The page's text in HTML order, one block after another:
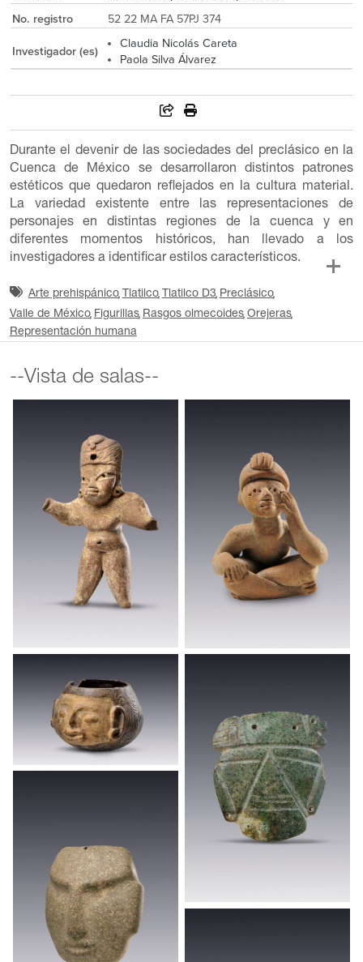
No. registro
52 22 MA FA 57PJ 374
Investigador (es)
Claudia Nicolás Careta
Paola Silva Álvarez
Durante el devenir de las sociedades del preclásico en la
Cuenca de México se desarrollaron distintos patrones
estéticos que quedaron reflejados en la cultura material.
La variedad existente entre las representaciones de
personajes en distintas regiones de la cuenca y en
diferentes momentos históricos, han llevado a los
investigadores a identificar estilos característicos.
Arte prehispánico Tlatilco Tlatilco D3 Preclásico
Valle de México Figurillas Rasgos olmecoides Orejeras
Representación humana
--Vista de salas--